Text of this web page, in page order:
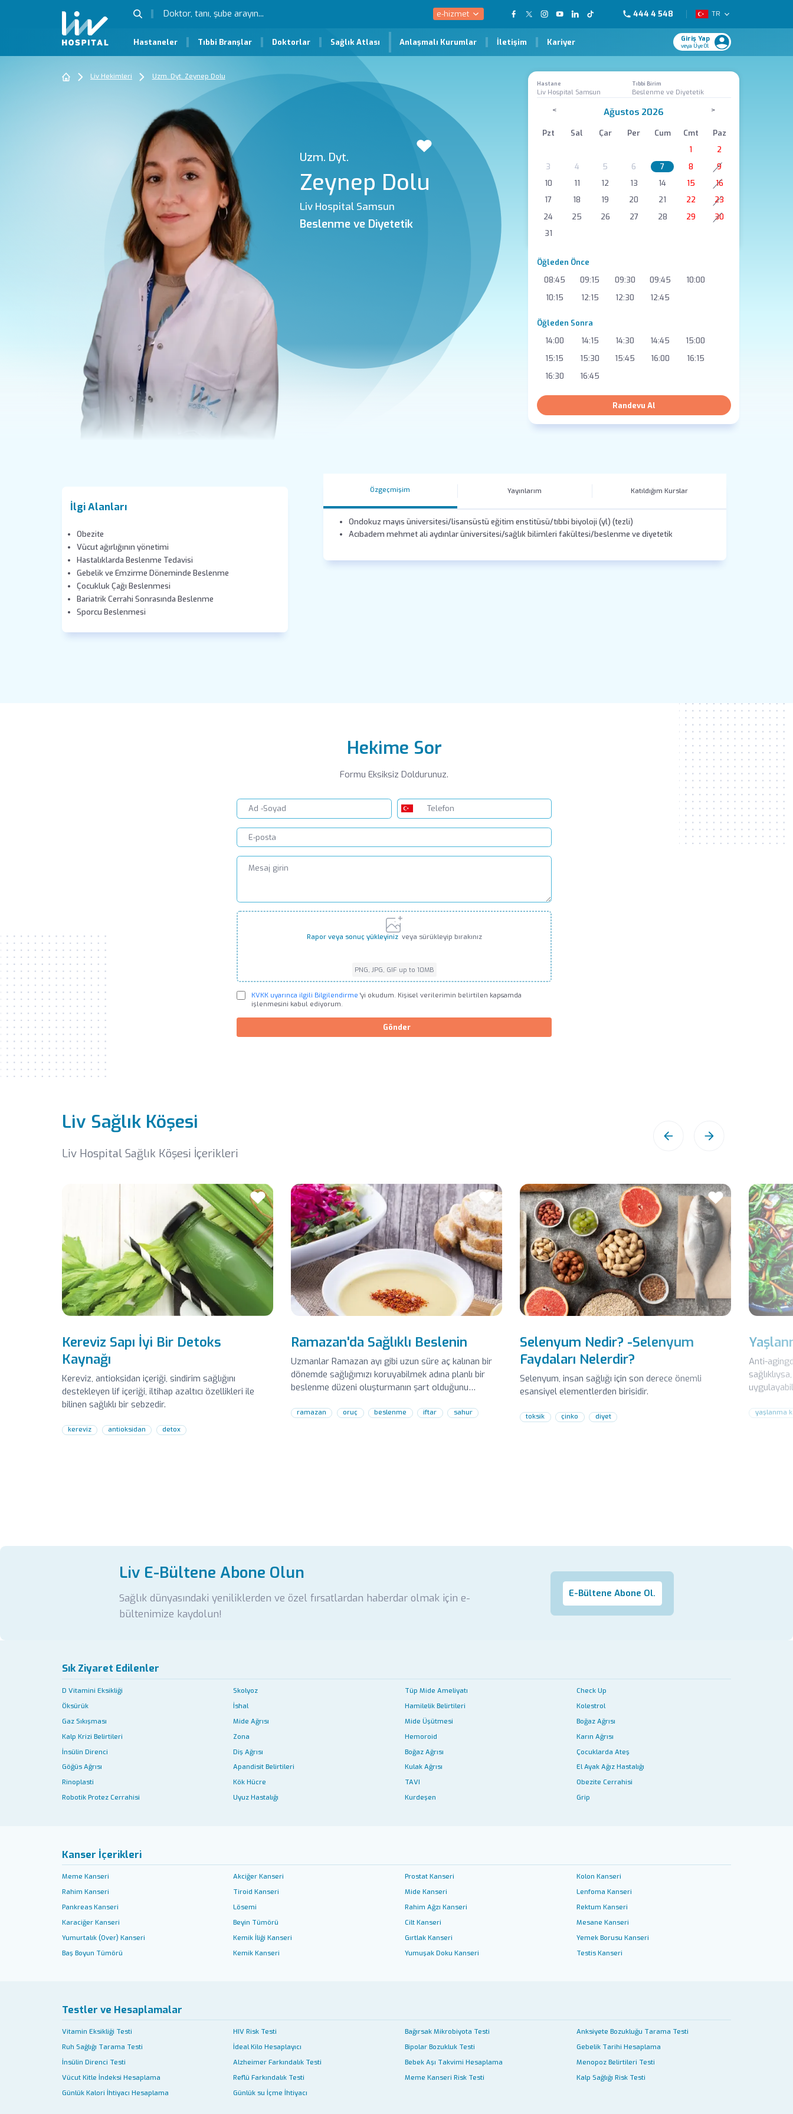
e-hizmet 444 4 548 TR
Hastaneler Tıbbi Branşlar Doktorlar Sağlık Atlası Anlaşmalı Kurumlar İletişim Kariyer Giriş Yap
veya Üye Ol
Liv Hekimleri Uzm. Dyt. Zeynep Dolu
Uzm. Dyt.
Zeynep Dolu
Liv Hospital Samsun
Beslenme ve Diyetetik
Hastane
Liv Hospital Samsun
Tıbbi Birim
Beslenme ve Diyetetik
< Ağustos 2026 >
Pzt Sal Çar Per Cum Cmt
Paz
1
2
3
4 5 6 7 8
9
10
11 12 13 14 15
16
17
18 19 20 21 22
23
24
25 26 27 28 29
30
31
Öğleden Önce
08:45
09:15 09:30 09:45
10:00
10:15
12:15 12:30 12:45
Öğleden Sonra
14:00
14:15 14:30 14:45
15:00
15:15
15:30 15:45 16:00
16:15
16:30
16:45
Randevu Al
İlgi Alanları
Obezite
Vücut ağırlığının yönetimi
Hastalıklarda Beslenme Tedavisi
Gebelik ve Emzirme Döneminde Beslenme
Çocukluk Çağı Beslenmesi
Bariatrik Cerrahi Sonrasında Beslenme
Sporcu Beslenmesi
Özgeçmişim Yayınlarım Katıldığım Kurslar
Ondokuz mayıs üniversitesi/lisansüstü eğitim enstitüsü/tıbbi biyoloji (yl) (tezli)
Acıbadem mehmet ali aydınlar üniversitesi/sağlık bilimleri fakültesi/beslenme ve diyetetik
Hekime Sor
Formu Eksiksiz Doldurunuz.
Rapor veya sonuç yükleyinizveya sürükleyip bırakınız
PNG, JPG, GIF up to 10MB
KVKK uyarınca ilgili Bilgilendirme 'yi okudum. Kişisel verilerimin belirtilen kapsamda
işlenmesini kabul ediyorum.
Gönder
Liv Sağlık Köşesi
Liv Hospital Sağlık Köşesi İçerikleri
Kereviz Sapı İyi Bir Detoks
Kaynağı
Kereviz, antioksidan içeriği, sindirim sağlığını
destekleyen lif içeriği, iltihap azaltıcı özellikleri ile
bilinen sağlıklı bir sebzedir.
kereviz antioksidan detox
Ramazan'da Sağlıklı Beslenin
Uzmanlar Ramazan ayı gibi uzun süre aç kalınan bir
dönemde sağlığımızı koruyabilmek adına planlı bir
beslenme düzeni oluşturmanın şart olduğunu
ramazan oruç beslenme iftar sahur
Selenyum Nedir? -Selenyum
Faydaları Nelerdir?
Selenyum, insan sağlığı için son derece önemli
esansiyel elementlerden birisidir.
toksik çinko diyet
Anti-
yaşlanma
Liv E-Bültene Abone Olun
Sağlık dünyasındaki yeniliklerden ve özel fırsatlardan haberdar olmak için e-
bültenimize kaydolun!
E-Bültene Abone Ol.
Sık Ziyaret Edilenler
D Vitamini Eksikliği Skolyoz Tüp Mide Ameliyatı
Check Up
Öksürük
İshal Hamilelik Belirtileri
Kolestrol
Gaz Sıkışması
Mide Ağrısı Mide Üşütmesi
Boğaz Ağrısı
Kalp Krizi Belirtileri
Zona Hemoroid
Karın Ağrısı
İnsülin Direnci
Diş Ağrısı Boğaz Ağrısı
Çocuklarda Ateş
Göğüs Ağrısı
Apandisit Belirtileri Kulak Ağrısı
El Ayak Ağız Hastalığı
Rinoplasti
Kök Hücre TAVI
Obezite Cerrahisi
Robotik Protez Cerrahisi
Uyuz Hastalığı Kurdeşen Grip
Kanser İçerikleri
Meme Kanseri Akciğer Kanseri Prostat Kanseri
Kolon Kanseri
Rahim Kanseri
Tiroid Kanseri Mide Kanseri
Lenfoma Kanseri
Pankreas Kanseri
Lösemi Rahim Ağzı Kanseri
Rektum Kanseri
Karaciğer Kanseri
Beyin Tümörü Cilt Kanseri
Mesane Kanseri
Yumurtalık (Over) Kanseri
Kemik İliği Kanseri Gırtlak Kanseri
Yemek Borusu Kanseri
Baş Boyun Tümörü
Kemik Kanseri Yumuşak Doku Kanseri Testis Kanseri
Testler ve Hesaplamalar
Vitamin Eksikliği Testi HIV Risk Testi Bağırsak Mikrobiyota Testi
Anksiyete Bozukluğu Tarama Testi
Ruh Sağlığı Tarama Testi
İdeal Kilo Hesaplayıcı Bipolar Bozukluk Testi
Gebelik Tarihi Hesaplama
İnsülin Direnci Testi
Alzheimer Farkındalık Testi Bebek Aşı Takvimi Hesaplama
Menopoz Belirtileri Testi
Vücut Kitle İndeksi Hesaplama
Reflü Farkındalık Testi Meme Kanseri Risk Testi
Kalp Sağlığı Risk Testi
Günlük Kalori İhtiyacı Hesaplama
Günlük su İçme İhtiyacı